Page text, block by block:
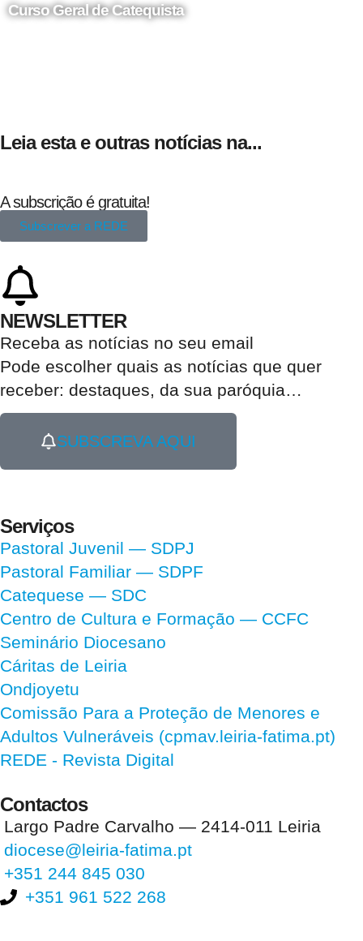
Curso Geral de Catequista
Leia esta e outras notícias na...
A subscrição é gratuita!
Subscrever a REDE
NEWSLETTER
Receba as notícias no seu email​
Pode escolher quais as notícias que quer
receber: destaques, da sua paróquia…
SUBSCREVA AQUI
Serviços
Pastoral Juvenil — SDPJ
Pastoral Familiar — SDPF
Catequese — SDC
Centro de Cultura e Formação — CCFC
Seminário Diocesano
Cáritas de Leiria
Ondjoyetu
Comissão Para a Proteção de Menores e
Adultos Vulneráveis (cpmav.leiria-fatima.pt)
REDE - Revista Digital
Contactos
Largo Padre Carvalho — 2414-011 Leiria
diocese@leiria-fatima.pt
+351 244 845 030
+351 961 522 268